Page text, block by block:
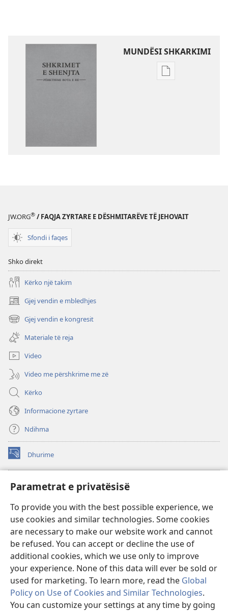
Parametrat e privatësisë
To provide you with the best possible experience, we
use cookies and similar technologies. Some cookies
are necessary to make our website work and cannot
be refused. You can accept or decline the use of
additional cookies, which we use only to improve
your experience. None of this data will ever be sold or
used for marketing. To learn more, read the Global
Policy on Use of Cookies and Similar Technologies.
You can customize your settings at any time by going
MUNDËSI SHKARKIMI
Mundësitë
2019)
JW.ORG® / FAQJA ZYRTARE E DËSHMITARËVE TË JEHOVAIT
Sfondi i faqes
Shko direkt
Kërko një takim
Gjej vendin e mbledhjes
(hap
dritare
të
re)
Gjej vendin e kongresit
(hap
dritare
të
re)
Materiale të reja
Video
Video me përshkrime me zë
Kërko
Informacione zyrtare
Ndihma
Dhurime
(hap
dritare
re)
BIBLIOTEKA ONLINE Watchtower
(hap
të
re)
JW Hub
(hap
dritare
të
re)
JW Library
Biblioteka Watchtower
Copyright© 2026 Watch Tower Bible and Tract Society of Pennsylvania.